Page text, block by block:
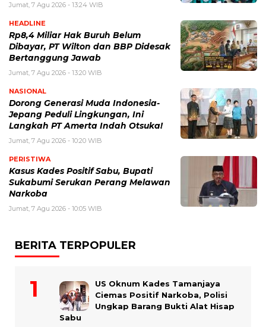
Jumat, 7 Agu 2026 - 13:24 WIB
HEADLINE
Rp8,4 Miliar Hak Buruh Belum
Dibayar, PT Wilton dan BBP Didesak
Bertanggung Jawab
Jumat, 7 Agu 2026 - 13:20 WIB
NASIONAL
Dorong Generasi Muda Indonesia-
Jepang Peduli Lingkungan, Ini
Langkah PT Amerta Indah Otsuka!
Jumat, 7 Agu 2026 - 10:20 WIB
PERISTIWA
Kasus Kades Positif Sabu, Bupati
Sukabumi Serukan Perang Melawan
Narkoba
Jumat, 7 Agu 2026 - 10:05 WIB
BERITA TERPOPULER
US Oknum Kades Tamanjaya
Ciemas Positif Narkoba, Polisi
Ungkap Barang Bukti Alat Hisap
Sabu